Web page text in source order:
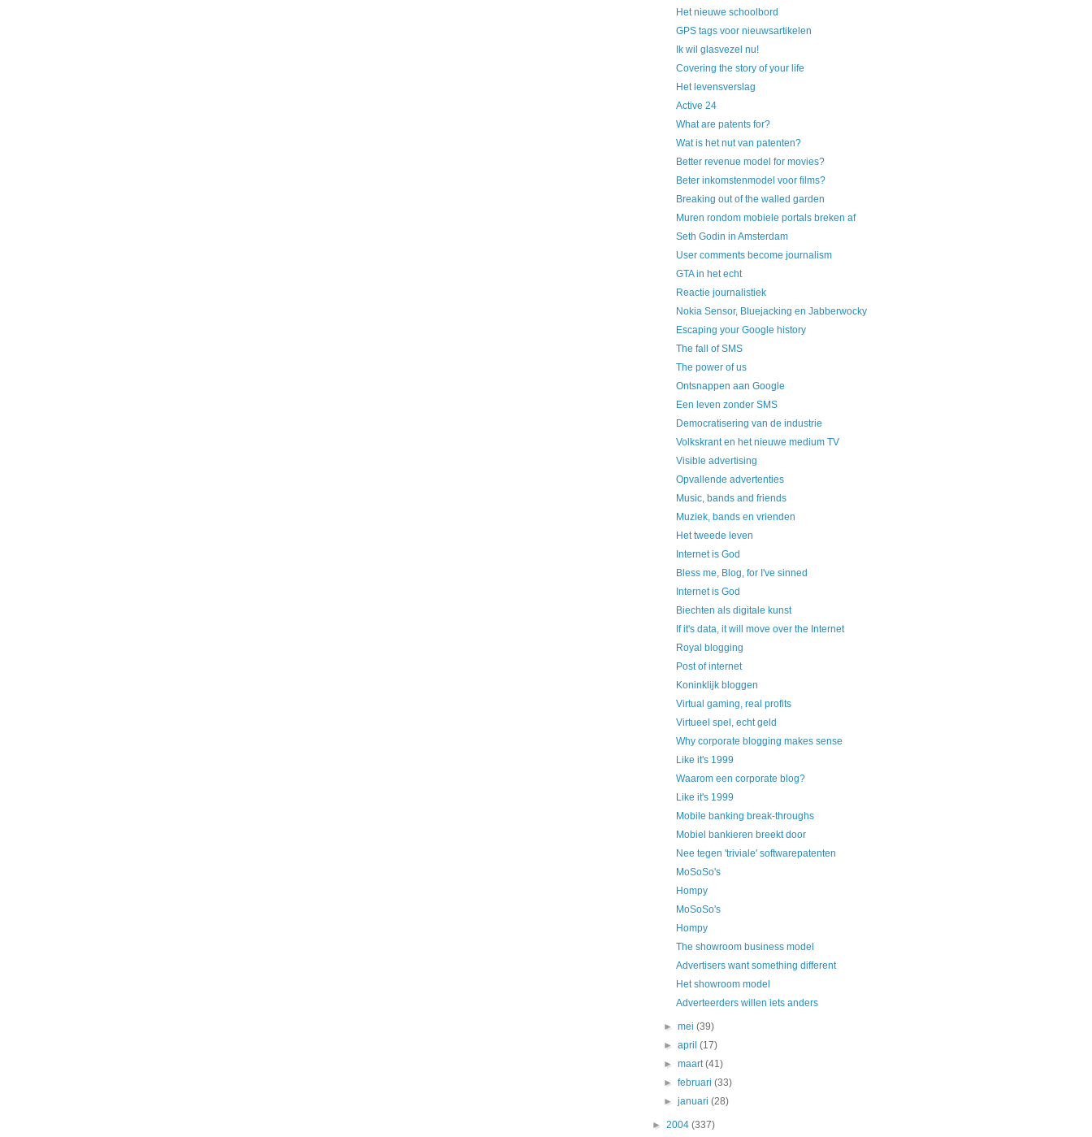
Het nieuwe schoolbord
GPS tags voor nieuwsartikelen
Ik wil glasvezel nu!
Covering the story of your life
Het levensverslag
Active 24
What are patents for?
Wat is het nut van patenten?
Better revenue model for movies?
Beter inkomstenmodel voor films?
Breaking out of the walled garden
Muren rondom mobiele portals breken af
Seth Godin in Amsterdam
User comments become journalism
GTA in het echt
Reactie journalistiek
Nokia Sensor, Bluejacking en Jabberwocky
Escaping your Google history
The fall of SMS
The power of us
Ontsnappen aan Google
Een leven zonder SMS
Democratisering van de industrie
Volkskrant en het nieuwe medium TV
Visible advertising
Opvallende advertenties
Music, bands and friends
Muziek, bands en vrienden
Het tweede leven
Internet is God
Bless me, Blog, for I've sinned
Internet is God
Biechten als digitale kunst
If it's data, it will move over the Internet
Royal blogging
Post of internet
Koninklijk bloggen
Virtual gaming, real profits
Virtueel spel, echt geld
Why corporate blogging makes sense
Like it's 1999
Waarom een corporate blog?
Like it's 1999
Mobile banking break-throughs
Mobiel bankieren breekt door
Nee tegen 'triviale' softwarepatenten
MoSoSo's
Hompy
MoSoSo's
Hompy
The showroom business model
Advertisers want something different
Het showroom model
Adverteerders willen iets anders
►mei(39)
►april(17)
►maart(41)
►februari(33)
►januari(28)
► 2004 (337)